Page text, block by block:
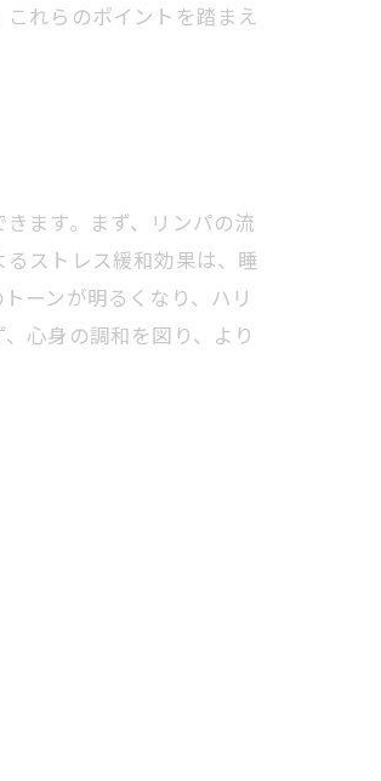
れらのポイントを踏まえ
ます。まず、リンパの流
ストレス緩和効果は、睡
ーンが明るくなり、ハリ
心身の調和を図り、より